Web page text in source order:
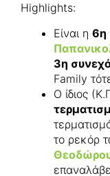
Highlights:
Είναι η 6η
3η
Family
Ο ίδιος
το ρεκόρ